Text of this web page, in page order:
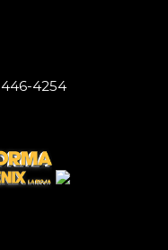
4254